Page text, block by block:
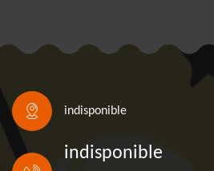
indisponible
indisponible